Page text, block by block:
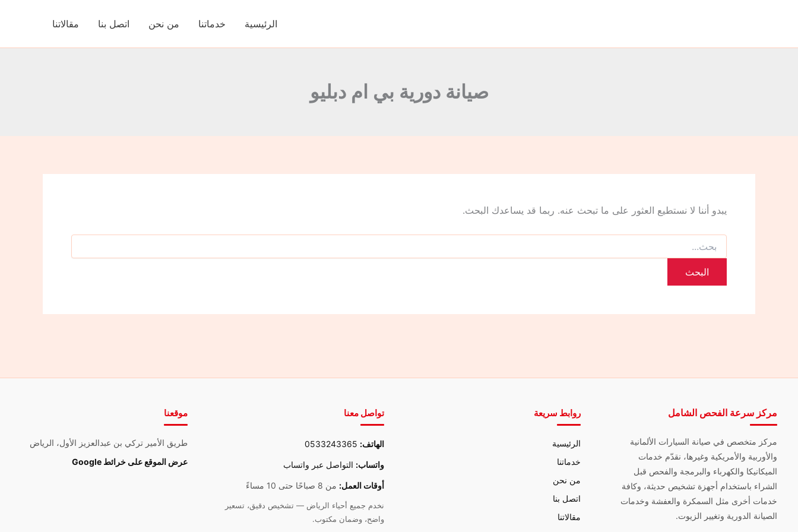
الرئيسية خدماتنا من نحن اتصل بنا مقالاتنا
صيانة دورية بي ام دبليو
يبدو أننا لا نستطيع العثور على ما تبحث عنه. ربما قد يساعدك البحث.
مركز سرعة الفحص الشامل
مركز متخصص في صيانة السيارات الألمانية
والأوربية والأمريكية وغيرها، نقدّم خدمات
الميكانيكا والكهرباء والبرمجة والفحص قبل
الشراء باستخدام أجهزة تشخيص حديثة، وكافة
خدمات أخرى مثل السمكرة والعفشة وخدمات
الصيانة الدورية وتغيير الزيوت.
روابط سريعة
الرئيسية
خدماتنا
من نحن
اتصل بنا
مقالاتنا
تواصل معنا
الهاتف: 0533243365
واتساب: التواصل عبر واتساب
أوقات العمل: من 8 صباحًا حتى 10 مساءً
نخدم جميع أحياء الرياض — تشخيص دقيق، تسعير
واضح، وضمان مكتوب.
موقعنا
طريق الأمير تركي بن عبدالعزيز الأول، الرياض
عرض الموقع على خرائط Google